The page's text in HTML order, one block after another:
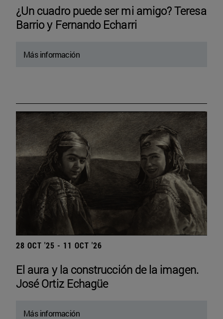
¿Un cuadro puede ser mi amigo? Teresa
Barrio y Fernando Echarri
Más información
28 OCT '25 - 11 OCT '26
El aura y la construcción de la imagen.
José Ortiz Echagüe
Más información